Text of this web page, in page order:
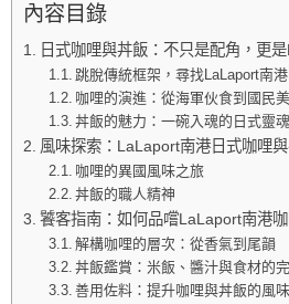
內容目錄
日式咖哩與丼飯：不只是配角，更
跳脫傳統框架，尋找LaLaport南
咖哩的演進：從海軍伙食到國民
丼飯的魅力：一碗入魂的日式靈魂
風味探索：LaLaport南港日式咖哩
咖哩的異國風味之旅
丼飯的職人精神
饕客指南：如何品嚐LaLaport南港
解構咖哩的層次：從香氣到尾韻
丼飯鑑賞：米飯、醬汁與食材的
善用佐料：提升咖哩與丼飯的風